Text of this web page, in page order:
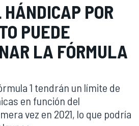
HÁNDICAP POR
PUEDE
LA FÓRMULA
1 tendrán un límite de
en función del
vez en 2021, lo que podría